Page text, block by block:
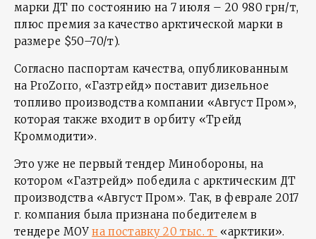
марки ДТ по состоянию на 7 июля – 20 980 грн/т,
плюс премия за качество арктической марки в
размере $50–70/т).
Согласно паспортам качества, опубликованным
на ProZorro, «Газтрейд» поставит дизельное
топливо производства компании «Август Пром»,
которая также входит в орбиту «Трейд
Кроммодити».
Это уже не первый тендер Минобороны, на
котором «Газтрейд» победила с арктическим ДТ
производства «Август Пром». Так, в феврале 2017
г. компания была признана победителем в
тендере МОУна поставку 20 тыс. т «арктики».